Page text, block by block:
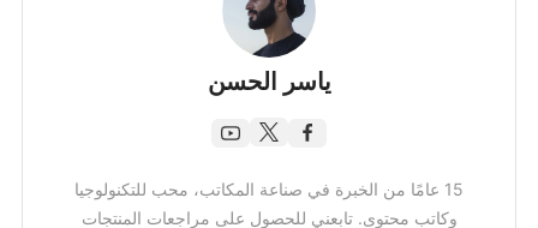
ياسر الحسن
15 عامًا من الخبرة في صناعة المكاتب، محب للتكنولوجيا
وكاتب محتوى. تابعني للحصول على مراجعات المنتجات